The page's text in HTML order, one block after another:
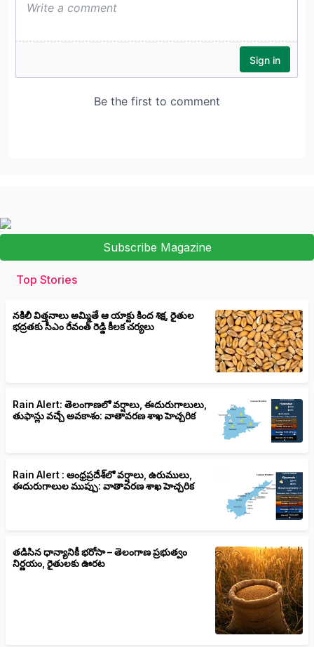
Subscribe Magazine
Top Stories
నకిలీ విత్తనాలు అమ్మితే ఆ యాక్టు కింద శిక్ష, రైతుల
భద్రతకు సీఎం రేవంత్ రెడ్డి కీలక చర్యలు
Rain Alert: తెలంగాణలో వర్షాలు, ఈదురుగాలులు,
తుఫాన్లు వచ్చే అవకాశం: వాతావరణ శాఖ హెచ్చరిక
Rain Alert : ఆంధ్రప్రదేశ్‌లో వర్షాలు, ఉరుములు,
ఈదురుగాలుల ముప్పు: వాతావరణ శాఖ హెచ్చరిక
తడిసిన ధాన్యానికీ భరోసా – తెలంగాణ ప్రభుత్వం
నిర్ణయం, రైతులకు ఊరట